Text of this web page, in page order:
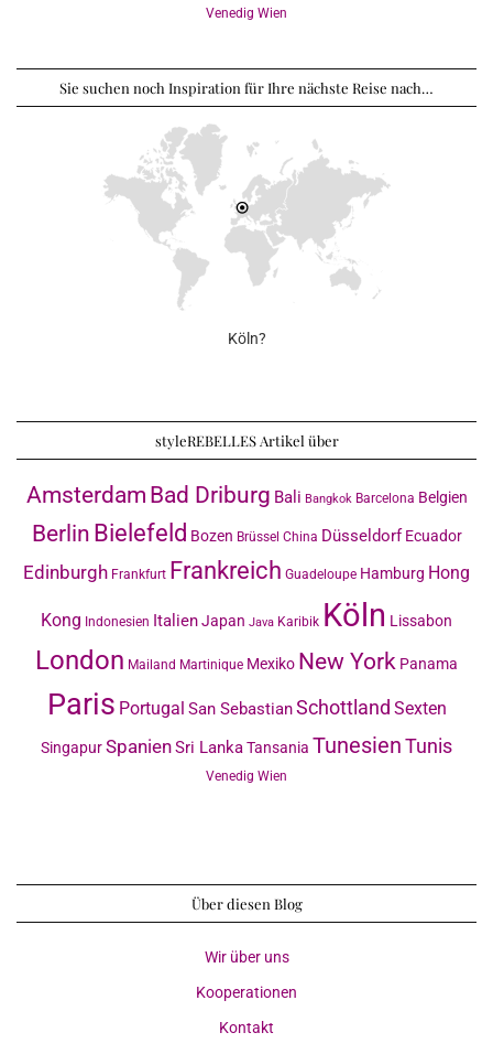
Venedig Wien
Sie suchen noch Inspiration für Ihre nächste Reise nach…
Köln?
styleREBELLES Artikel über
Amsterdam Bad Driburg Bali Bangkok Barcelona Belgien
Berlin Bielefeld Bozen Brüssel China Düsseldorf Ecuador
Edinburgh Frankfurt Frankreich Guadeloupe Hamburg Hong
Kong Indonesien ItalienJapan Java Karibik Köln Lissabon
London Mailand Martinique Mexiko New York Panama
Paris Portugal San SebastianSchottland Sexten
SingapurSpanienSri LankaTansania TunesienTunis
Venedig Wien
Über diesen Blog
Wir über uns
Kooperationen
Kontakt